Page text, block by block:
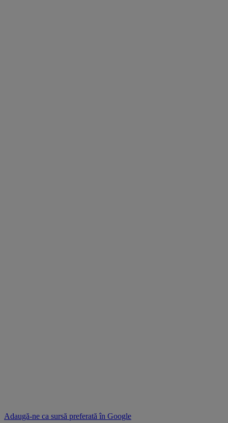
Adaugă-ne ca sursă preferată în Google